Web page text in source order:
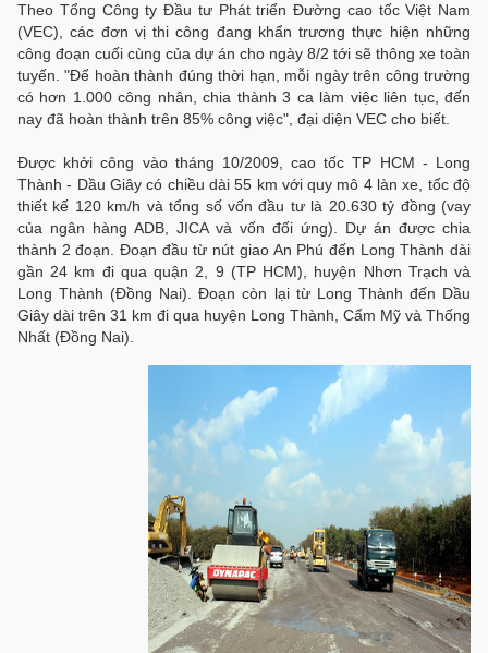
Theo Tổng Công ty Đầu tư Phát triển Đường cao tốc Việt Nam
(VEC), các đơn vị thi công đang khẩn trương thực hiện những
công đoạn cuối cùng của dự án cho ngày 8/2 tới sẽ thông xe toàn
tuyến. "Để hoàn thành đúng thời hạn, mỗi ngày trên công trường
có hơn 1.000 công nhân, chia thành 3 ca làm việc liên tục, đến
nay đã hoàn thành trên 85% công việc", đại diện VEC cho biết.
Được khởi công vào tháng 10/2009, cao tốc TP HCM - Long
Thành - Dầu Giây có chiều dài 55 km với quy mô 4 làn xe, tốc độ
thiết kế 120 km/h và tổng số vốn đầu tư là 20.630 tỷ đồng (vay
của ngân hàng ADB, JICA và vốn đối ứng). Dự án được chia
thành 2 đoạn. Đoạn đầu từ nút giao An Phú đến Long Thành dài
gần 24 km đi qua quận 2, 9 (TP HCM), huyện Nhơn Trạch và
Long Thành (Đồng Nai). Đoạn còn lại từ Long Thành đến Dầu
Giây dài trên 31 km đi qua huyện Long Thành, Cẩm Mỹ và Thống
Nhất (Đồng Nai).